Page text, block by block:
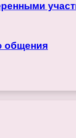
общения